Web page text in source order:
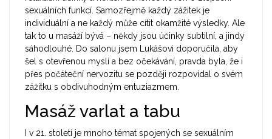
sexuálních funkcí. Samozřejmě každý zážitek je
individuální a ne každý může cítit okamžité výsledky. Ale
tak to u masáží bývá – někdy jsou účinky subtilní, a jindy
sáhodlouhé. Do salonu jsem Lukášovi doporučila, aby
šel s otevřenou myslí a bez očekávání, pravda byla, že i
přes počáteční nervozitu se později rozpovídal o svém
zážitku s obdivuhodným entuziazmem.
Masáž varlat a tabu
I v 21. století je mnoho témat spojených se sexuálním